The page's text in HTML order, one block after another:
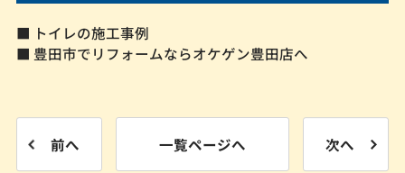
■ トイレの施工事例
■ 豊田市でリフォームならオケゲン豊田店へ
前へ 一覧ページへ 次へ